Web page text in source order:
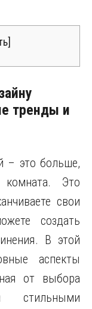
]
тренды и
– это больше,
Это
свои
создать
В этой
аспекты
от выбора
стильными